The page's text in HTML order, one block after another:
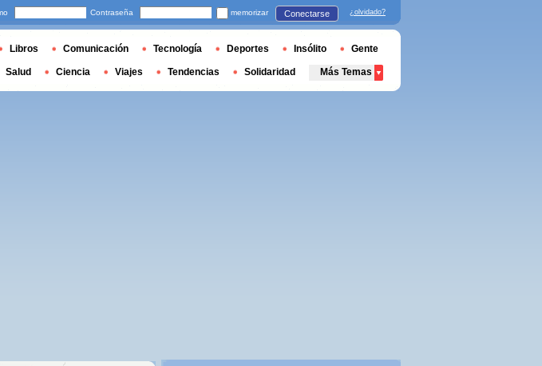
Contraseña memorizar Conectarse ¿olvidado?
Libros Comunicación Tecnología Deportes Insólito Gente
Salud Ciencia Viajes Tendencias Solidaridad Más Temas